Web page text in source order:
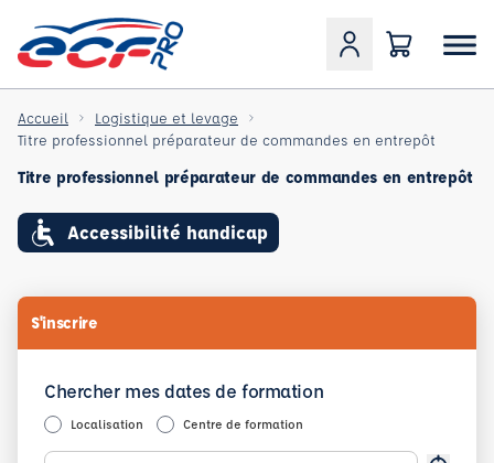
Accueil
Logistique et levage
Titre professionnel préparateur de commandes en entrepôt
Titre professionnel préparateur de commandes en entrepôt
Accessibilité handicap
S'inscrire
Chercher mes dates de formation
Localisation Centre de formation